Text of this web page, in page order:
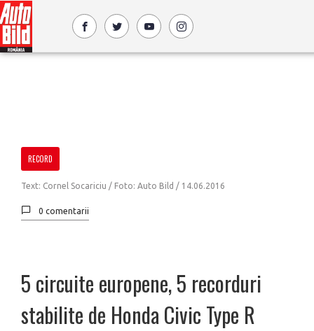
RECORD
Text: Cornel Socariciu / Foto: Auto Bild / 14.06.2016
0 comentarii
5 circuite europene, 5 recorduri
stabilite de Honda Civic Type R